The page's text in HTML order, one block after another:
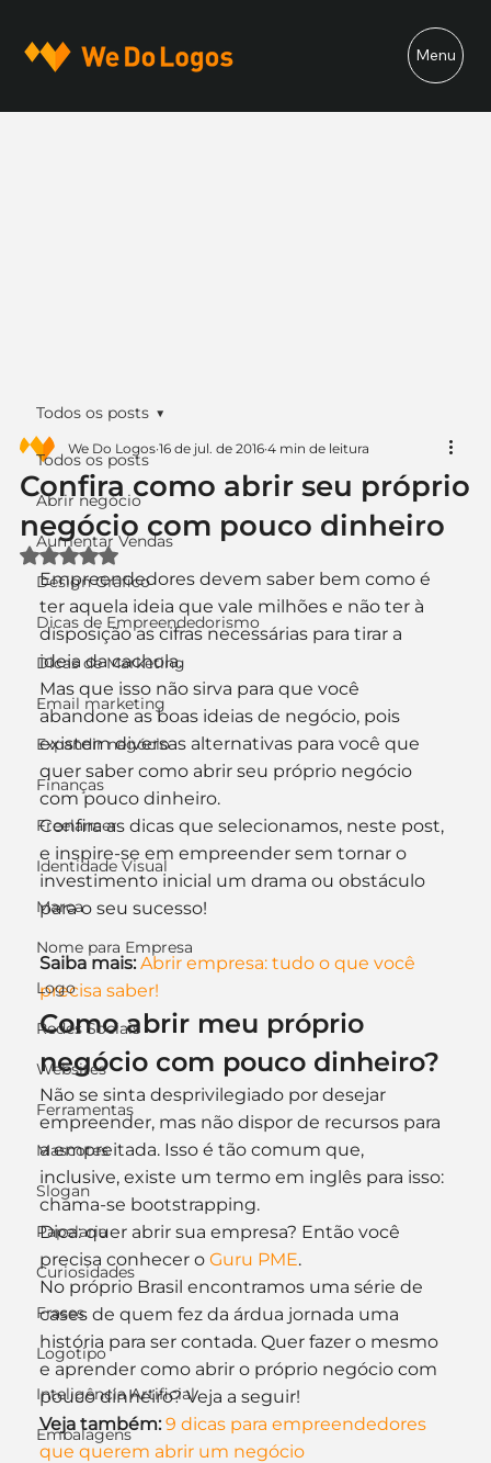
Menu
Todos os posts
Abrir negócio
Aumentar Vendas
Design Gráfico
Dicas de Empreendedorismo
Dicas de Marketing
Email marketing
Expandir negócio
Finanças
Freelancer
Identidade Visual
Marca
Nome para Empresa
Logo
Redes Sociais
Websites
Ferramentas
Mascotes
Slogan
Papelaria
Curiosidades
Frases
Logotipo
Inteligência Artificial
Embalagens
Todos os posts
Confira como abrir seu próprio
negócio com pouco dinheiro
We Do Logos 16 de jul. de 2016 4 min de leitura
Avaliado com NaN de 5 estrelas.
Empreendedores devem saber bem como é
ter aquela ideia que vale milhões e não ter à
disposição as cifras necessárias para tirar a
ideia da cachola.
Mas que isso não sirva para que você
abandone as boas ideias de negócio, pois
existem diversas alternativas para você que
quer saber como abrir seu próprio negócio
com pouco dinheiro.
Confira as dicas que selecionamos, neste post,
e inspire-se em empreender sem tornar o
investimento inicial um drama ou obstáculo
para o seu sucesso!
Saiba mais: Abrir empresa: tudo o que você
precisa saber!
Como abrir meu próprio
negócio com pouco dinheiro?
Não se sinta desprivilegiado por desejar
empreender, mas não dispor de recursos para
a empreitada. Isso é tão comum que,
inclusive, existe um termo em inglês para isso:
chama-se bootstrapping.
Dica: quer abrir sua empresa? Então você
precisa conhecer o Guru PME.
No próprio Brasil encontramos uma série de
cases de quem fez da árdua jornada uma
história para ser contada. Quer fazer o mesmo
e aprender como abrir o próprio negócio com
pouco dinheiro? Veja a seguir!
Veja também: 9 dicas para empreendedores
que querem abrir um negócio